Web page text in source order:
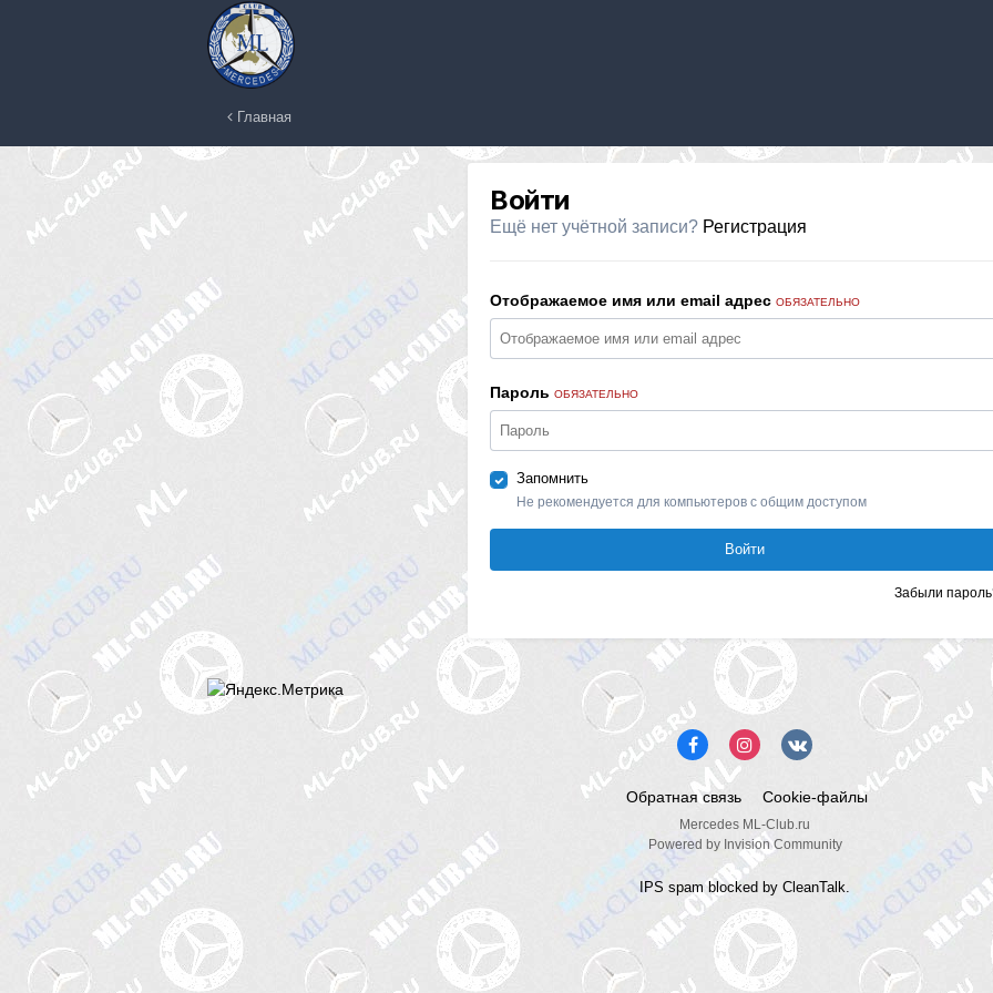
Главная
Войти
Ещё нет учётной записи? Регистрация
Отображаемое имя или email адрес ОБЯЗАТЕЛЬНО
Пароль ОБЯЗАТЕЛЬНО
Запомнить
Не рекомендуется для компьютеров с общим доступом
Войти
Забыли
Обратная связь Cookie-файлы
Mercedes ML-Club.ru
Powered by Invision Community
IPS spamblocked by CleanTalk.